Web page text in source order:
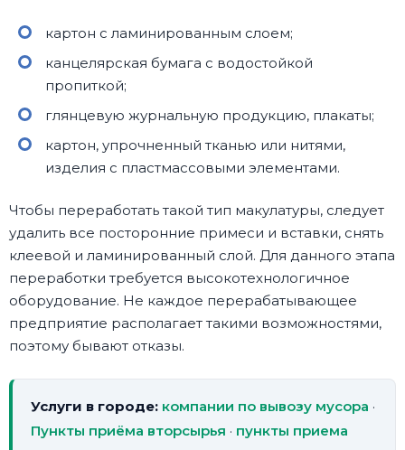
картон с ламинированным слоем;
канцелярская бумага с водостойкой
пропиткой;
глянцевую журнальную продукцию, плакаты;
картон, упрочненный тканью или нитями,
изделия с пластмассовыми элементами.
Чтобы переработать такой тип макулатуры, следует
удалить все посторонние примеси и вставки, снять
клеевой и ламинированный слой. Для данного этапа
переработки требуется высокотехнологичное
оборудование. Не каждое перерабатывающее
предприятие располагает такими возможностями,
поэтому бывают отказы.
Услуги в городе: компании по вывозу мусора ·
Пункты приёма вторсырья · пункты приема